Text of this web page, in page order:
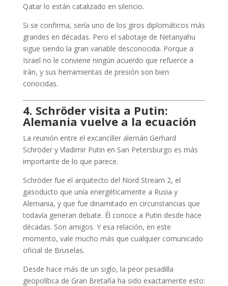
Qatar lo están catalizado en silencio.
Si se confirma, sería uno de los giros diplomáticos más
grandes en décadas. Pero el sabotaje de Netanyahu
sigue siendo la gran variable desconocida. Porque a
Israel no le conviene ningún acuerdo que refuerce a
Irán, y sus herramientas de presión son bien
conocidas.
4. Schröder visita a Putin:
Alemania vuelve a la ecuación
La reunión entre el excanciller alemán Gerhard
Schröder y Vladimir Putin en San Petersburgo es más
importante de lo que parece.
Schröder fue el arquitecto del Nord Stream 2, el
gasoducto que unía energéticamente a Rusia y
Alemania, y que fue dinamitado en circunstancias que
todavía generan debate. Él conoce a Putin desde hace
décadas. Son amigos. Y esa relación, en este
momento, vale mucho más que cualquier comunicado
oficial de Bruselas.
Desde hace más de un siglo, la peor pesadilla
geopolítica de Gran Bretaña ha sido exactamente esto: